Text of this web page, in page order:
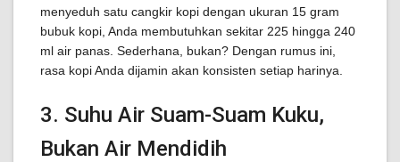
menyeduh satu cangkir kopi dengan ukuran 15 gram
bubuk kopi, Anda membutuhkan sekitar 225 hingga 240
ml air panas. Sederhana, bukan? Dengan rumus ini,
rasa kopi Anda dijamin akan konsisten setiap harinya.
3. Suhu Air Suam-Suam Kuku,
Bukan Air Mendidih